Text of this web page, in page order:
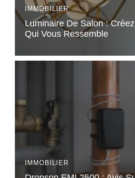
IMMOBILIER
Luminaire De Salon :
Qui Vous Ressemble
IMMOBILIER